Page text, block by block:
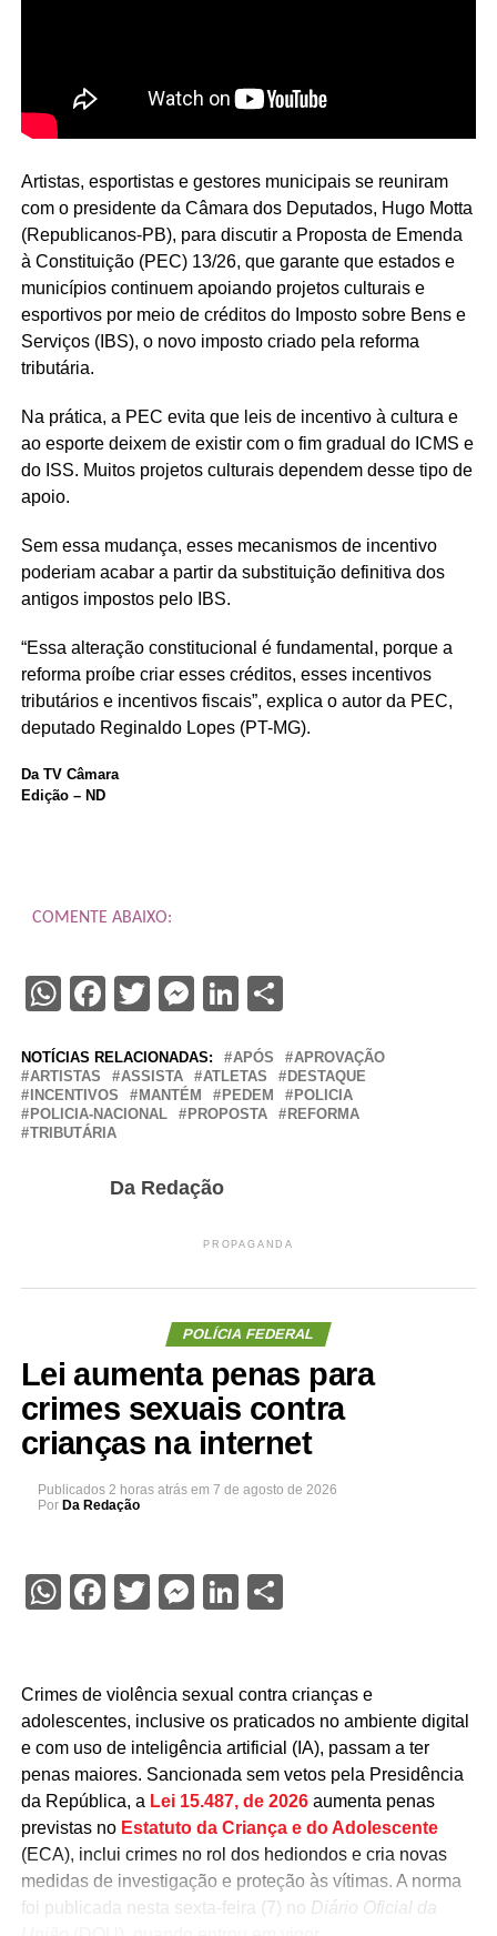
Artistas, esportistas e gestores municipais se reuniram
com o presidente da Câmara dos Deputados, Hugo Motta
(Republicanos-PB), para discutir a Proposta de Emenda
à Constituição (PEC) 13/26, que garante que estados e
municípios continuem apoiando projetos culturais e
esportivos por meio de créditos do Imposto sobre Bens e
Serviços (IBS), o novo imposto criado pela reforma
tributária.
Na prática, a PEC evita que leis de incentivo à cultura e
ao esporte deixem de existir com o fim gradual do ICMS e
do ISS. Muitos projetos culturais dependem desse tipo de
apoio.
Sem essa mudança, esses mecanismos de incentivo
poderiam acabar a partir da substituição definitiva dos
antigos impostos pelo IBS.
“Essa alteração constitucional é fundamental, porque a
reforma proíbe criar esses créditos, esses incentivos
tributários e incentivos fiscais”, explica o autor da PEC,
deputado Reginaldo Lopes (PT-MG).
Da TV Câmara
Edição – ND
COMENTE ABAIXO:
WhatsApp
Facebook
Twitter
Messenger
LinkedIn
Share
NOTÍCIAS RELACIONADAS: APÓS
APROVAÇÃO
ARTISTAS
ASSISTA ATLETAS
DESTAQUE
INCENTIVOS
MANTÉM PEDEM
POLICIA
POLICIA-NACIONAL
PROPOSTA
REFORMA
TRIBUTÁRIA
Da Redação
PROPAGANDA
POLÍCIA FEDERAL
Lei aumenta penas para
crimes sexuais contra
crianças na internet
Publicados 2 horas atrás em 7 de agosto de 2026
Por Da Redação
WhatsApp
Facebook
Twitter
Messenger
LinkedIn
Share
Crimes de violência sexual contra crianças e
adolescentes, inclusive os praticados no ambiente digital
e com uso de inteligência artificial (IA), passam a ter
penas maiores. Sancionada sem vetos pela Presidência
da República, a Lei 15.487, de 2026aumenta penas
previstas no Estatuto da Criança e do Adolescente
(ECA), inclui crimes no rol dos hediondos e cria novas
medidas de investigação e proteção às vítimas. A norma
foi publicada nesta sexta-feira (7) no
Diário Oficial da